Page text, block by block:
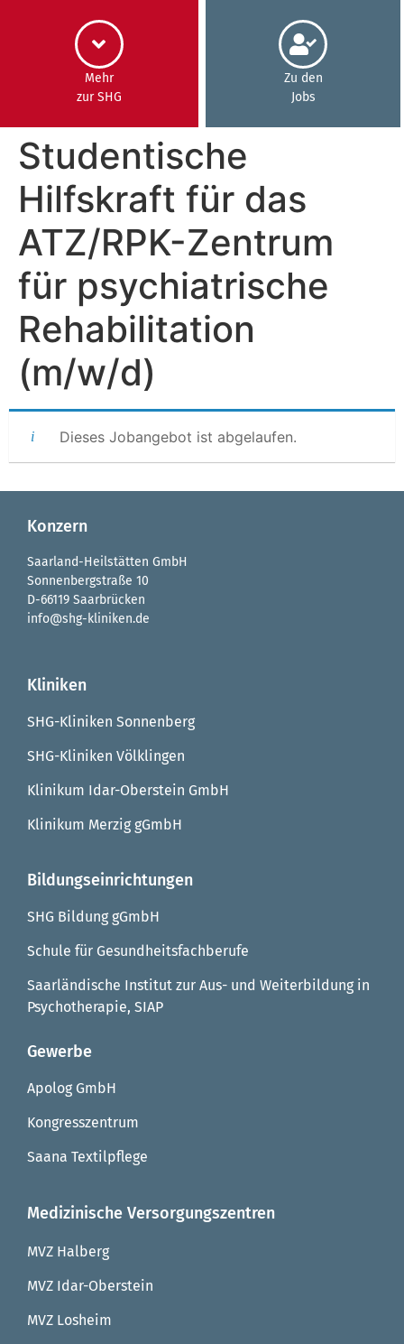
Mehr
zur SHG
Zu den
Jobs
Studentische
Hilfskraft für das
ATZ/RPK-Zentrum
für psychiatrische
Rehabilitation
(m/w/d)
Dieses Jobangebot ist abgelaufen.
Konzern
Saarland-Heilstätten GmbH
Sonnenbergstraße 10
D-66119 Saarbrücken
info@shg-kliniken.de
Kliniken
SHG-Kliniken Sonnenberg
SHG-Kliniken Völklingen
Klinikum Idar-Oberstein GmbH
Klinikum Merzig gGmbH
Bildungseinrichtungen
SHG Bildung gGmbH
Schule für Gesundheitsfachberufe
Saarländische Institut zur Aus- und Weiterbildung in
Psychotherapie, SIAP
Gewerbe
Apolog GmbH
Kongresszentrum
Saana Textilpflege
Medizinische Versorgungszentren
MVZ Halberg
MVZ Idar-Oberstein
MVZ Losheim